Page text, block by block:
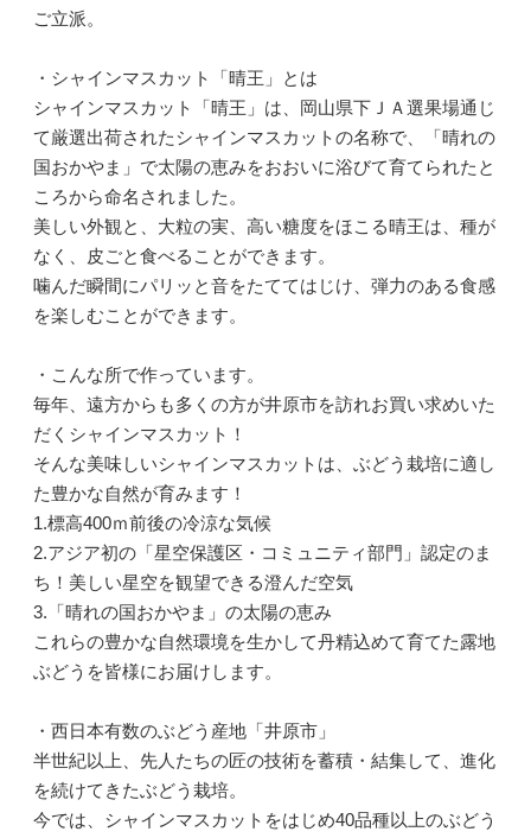
ご立派。
・シャインマスカット「晴王」とは
シャインマスカット「晴王」は、岡山県下ＪＡ選果場通じ
て厳選出荷されたシャインマスカットの名称で、「晴れの
国おかやま」で太陽の恵みをおおいに浴びて育てられたと
ころから命名されました。
美しい外観と、大粒の実、高い糖度をほこる晴王は、種が
なく、皮ごと食べることができます。
噛んだ瞬間にパリッと音をたててはじけ、弾力のある食感
を楽しむことができます。
・こんな所で作っています。
毎年、遠方からも多くの方が井原市を訪れお買い求めいた
だくシャインマスカット！
そんな美味しいシャインマスカットは、ぶどう栽培に適し
た豊かな自然が育みます！
1.標高400ｍ前後の冷涼な気候
2.アジア初の「星空保護区・コミュニティ部門」認定のま
ち！美しい星空を観望できる澄んだ空気
3.「晴れの国おかやま」の太陽の恵み
これらの豊かな自然環境を生かして丹精込めて育てた露地
ぶどうを皆様にお届けします。
・西日本有数のぶどう産地「井原市」
半世紀以上、先人たちの匠の技術を蓄積・結集して、進化
を続けてきたぶどう栽培。
今では、シャインマスカットをはじめ40品種以上のぶどう